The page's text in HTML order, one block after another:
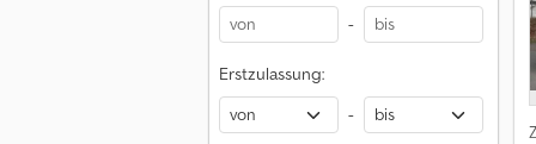
-
Erstzulassung:
-